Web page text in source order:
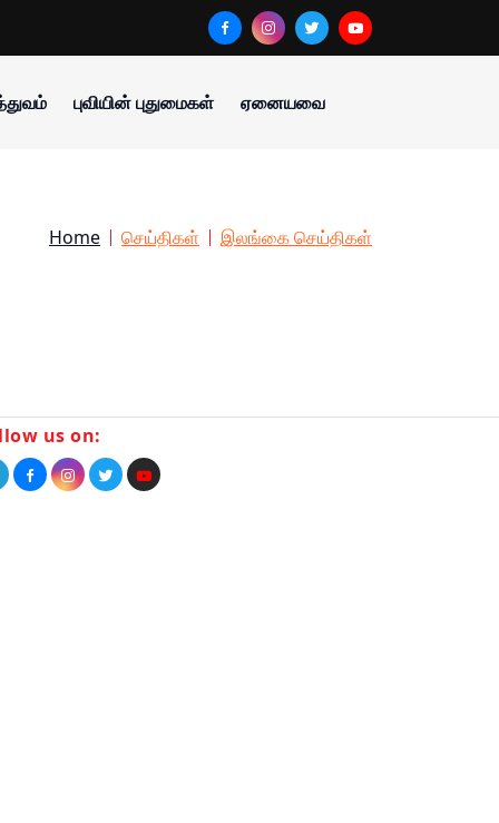
புவியின் புதுமைகள் ஏனையவை
Home செய்திகள் இலங்கை செய்திகள்
us on: